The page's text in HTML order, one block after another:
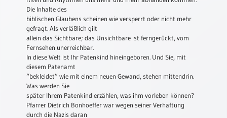
Kindergeburtstag
Konfirmation
Firmung
Erstkommunion
Liebe
(Jubel)Hochzeit
Die Inhalte des
biblischen Glaubens scheinen wie versperrt oder nicht mehr
gefragt. Als verläßlich gilt
allein das Sichtbare; das Unsichtbare ist ferngerückt, vom
Fernsehen unerreichbar.
In diese Welt ist Ihr Patenkind hineingeboren. Und Sie, mit
diesem Patenamt
“bekleidet” wie mit einem neuen Gewand, stehen mittendrin.
Was werden Sie
später Ihrem Patenkind erzählen, was ihm vorleben können?
Pfarrer Dietrich Bonhoeffer war wegen seiner Verhaftung
durch die Nazis daran